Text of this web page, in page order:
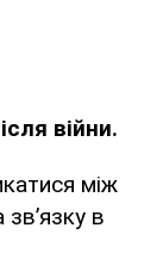
війни.
між
в